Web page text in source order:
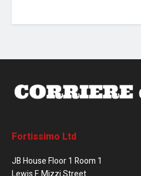
Fortissimo Ltd
JB House Floor 1 Room 1